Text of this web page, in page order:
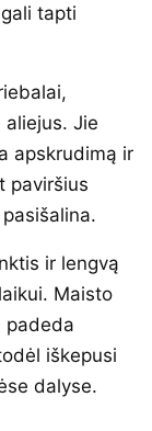
tapti
aliejus. Jie
apskrudimą ir
paviršius
ir lengvą
Maisto
padeda
iškepusi
dalyse.